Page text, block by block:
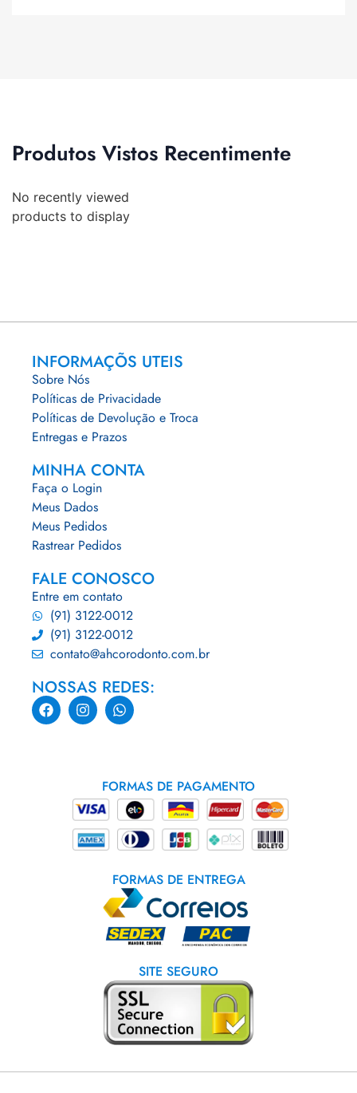
Produtos Vistos Recentimente
No recently viewed
products to display
INFORMAÇÕS UTEIS
Sobre Nós
Políticas de Privacidade
Políticas de Devolução e Troca
Entregas e Prazos
MINHA CONTA
Faça o Login
Meus Dados
Meus Pedidos
Rastrear Pedidos
FALE CONOSCO
Entre em contato
(91) 3122-0012
(91) 3122-0012
contato@ahcorodonto.com.br
NOSSAS REDES:
FORMAS DE PAGAMENTO
FORMAS DE ENTREGA
SITE SEGURO